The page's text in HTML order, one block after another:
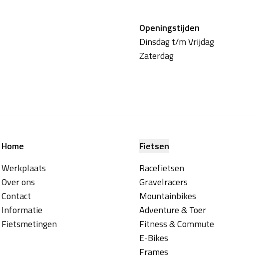
Openingstijden
Dinsdag t/m Vrijdag
Zaterdag
Home
Werkplaats
Over ons
Contact
Informatie
Fietsmetingen
Fietsen
Racefietsen
Gravelracers
Mountainbikes
Adventure & Toer
Fitness & Commute
E-Bikes
Frames